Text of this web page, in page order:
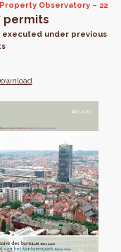
Observatory 22
permits
executed under previous